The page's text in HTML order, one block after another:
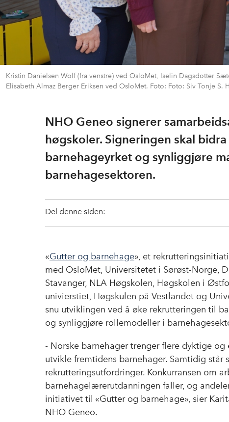
Kristin Danielsen Wolf (fra venstre) ved OsloMet, Iselin Dagsdotter
Elisabeth Almaz Berger Eriksen ved OsloMet. Foto: Foto: Siv Tonje S.
NHO Geneo signerer
høgskoler. Signeringen skal
barnehageyrket og synliggjøre
barnehagesektoren.
Del denne siden:
«Gutter og barnehage», et
med OsloMet, Universitetet i Sørøst-Norge,
Stavanger, NLA Høgskolen, Høgskolen i
univierstiet, Høgskulen på Vestlandet og
snu utviklingen ved å øke rekrutteringen til
og synliggjøre rollemodeller i
- Norske barnehager trenger flere dyktige
utvikle fremtidens barnehager. Samtidig står
rekrutteringsutfordringer. Konkurransen om
barnehagelærerutdanningen faller, og
initiativet til «Gutter og barnehage», sier
NHO Geneo.